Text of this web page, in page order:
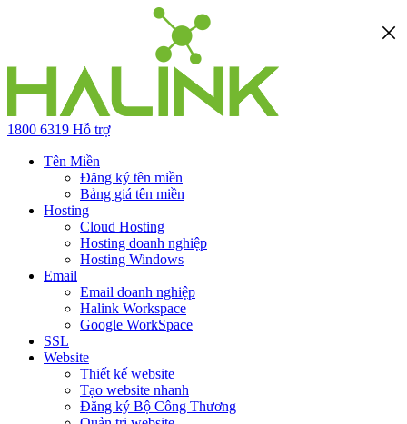
1800 6319 Hỗ trợ
Tên Miền
Đăng ký tên miền
Bảng giá tên miền
Hosting
Cloud Hosting
Hosting doanh nghiệp
Hosting Windows
Email
Email doanh nghiệp
Halink Workspace
Google WorkSpace
SSL
Website
Thiết kế website
Tạo website nhanh
Đăng ký Bộ Công Thương